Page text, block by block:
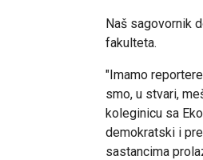
Naš sagovornik
fakulteta.
"Imamo
smo, u stvari,
koleginicu sa
demokratski i
sastancima